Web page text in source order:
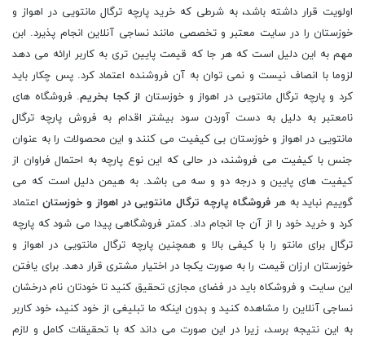
اولویت قرار داشته باشد، به شرطی که خرید پارچه ترگال مانتویی در اهواز و
خوزستان را در سایت معتبر و تخصصی مانند نساجی آنلاین انجام پذیرد. ابن
مهم به این دلیل است که هر جا که قیمت پایین تری به کاربر ارائه می دهد
لزوما با انصاف نیست و نمی توان به آن فروشنده اعتماد کرد. پس چکار باید
کرد و پارچه ترگال مانتویی در اهواز و خوزستان از کجا بخریم. فروشگاه های
نامعتبر به دلیل به دست آوردن سود بیشتر اقدام به فروش پارچه ترگال
مانتویی در اهواز و خوزستان بی کیفیت می کنند و این محصولات را به عنوان
جنس با کیفیت می فروشند، در حالی که این نوع پارچه به احتمال فراوان از
کیفیت های پایین و درجه دو و سه می باشد. به هیمن دلیل است که می
گوییم نباید به هر فروشگاه پارچه ترگال مانتویی در اهواز و خوزستان اعتماد کرد و خرید خود را از آن جا انجام داد. کمتر فروشگاهی پیدا می شود که پارچه ترگال برای مانتو را با کیفی بالا و همچنین پارچه ترگال مانتویی در اهواز و خوزستان ارزان قیمت را به صورت یکجا در اختیار مشتری قرار دهد. برای یافتن این سایت و فروشکاه باید در فضای مجازی تحقیق کنید تا خودتان نام درخشان نساجی آنلاین را مشاهده کنید و بدون اینکه ما تبلیغی از خود کنید، خود کاربر به این نتیجه برسد، زیرا در این صورت می داند که با تحقیقات کامل و لازم اقدام به ثبت سفارش کرده و می داند که از چه فروشگاه پارچه ترگال مانتویی در اهواز و خوزستان خرید خود را انجام داده است. از انواع کاربردهای این نوع پارچه می توان پارچه ترگال برای لباس فرم مدارس را نام برد. این نوع پارچه تنوع بسیار در رنگ دارد و همچنین مقلاوت و استکانم بالایی از خود نشان می دهد، با همه این مزایا قیمت پارچه ترگال مانتویی در اهواز و خوزستان نیز در سطح پایینی قرار دارد و به همین دلیل از پارچه های پرطرفدار و بالاخص برای تولید روپوش مدارس می باشد و در میان تولیدی ها مصرف بالایی دارد. این پارچه را در اصطلاح بشور و بپوش می گویند و آن را گزینه ای مناسب برای این نوع از تولیدات می دانند. در تولیدی ها که لباس فرم مدارس را تولید می کنند، باید نکات بسیاری را در خرید پارچه ترگال مانتویی در اهواز و خوزستان رعایت کنند که شامل قدرت خرید، جنسیت، سلیقه و موارد دیگر هستند، که پارچه ترگال می تواند پاسخگوی تمامی موارد باشد. پارچه ترگال مانتویی در اهواز و خوزستان ایرانی و لباس بیمارستانی چه رابطه ای با یکدیگر دارند. تولیدکنندگان لباش های بیمارستانی از طرفداران ثابت این گونه پارچه می باشند. مقاومت پارچه در برابر آب ژاول، به منظور تولید لباس های بیمارستانی از واجبات است، که نوع بیماستانی این پارچه دارای این خصوصیت خواهد بود. ، رنگ های پرمصرف در تولید لباس های بیمارستانی شامل سفید و آبی هستند. شناخت هرچه بیشتر در مورد انواع پارچه بیمارستانی اولین گام برای یک خرید خوب است. پارچه ترگال برای لباس، مانتو و موارد دیگر را و پارچه ترگال مانتویی در اهواز و خوزستان از کجا بخریم. خصوصیات بسیار این پارچه، فقط معطوف به مصارف خاص نبوده و لباس هایی مانند مانتو یا ملحفه نیز با استفاده از پارچه ترگال تولید می شوند. به این دلیل این پارچه جزئی از پرمصرف ترین پارچه ها بوده و بازار داغی نسبت به برخی منسوجات دیگر دارد. شناخت منابع فروش پارچه ترگال مانتویی در اهواز و خوزستان، از اهمیت بالایی برخوردار است. همچنین محبوبیت بالا و طرفداران بسیار این پارچه، سبب شده که دلالی در این زمینه نیز رو به فزونی برود. نساجی آنلاین، امکان خرید پارچه ترگال مانتویی در اهواز و خوزستان را فراهم کرده تا مشتریان به آسانی و با پارچه ترگال مانتویی در اهواز و خوزستان ارزان قیمت بتوانند از منابع و تولیدکنندگان این پارچه خرید کنند. ویژگی های نساجی آنلاین را در ادامه پارچه ترگال مانتویی در اهواز و خوزستان اسپرت ذکر می کنیم. دسترسی به بزرگترین کارخانجات تولیدکننده این پارچه، دست اول بودن قیمت پارچه ترگال و مشاوره و ارسال نمونه عدلی از مزایای خرید پارچه ترگال مانتویی در اهواز و خوزستان از ما می باشد. شناخت برندها و نام های تولیدکنندگان پارچه ترگال مانتویی در اهواز و خوزستان چیست. شناخت برندها و نام های معروف تولید کننده پارچه ترگال مانتویی در اهواز و خوزستان، به انتخاب مطمئن و بهینه کمک خواهد کرد. همانطور که ذکر شد، اهواز و خوزستان دارای برترین رتبه در تولیدی پارچه ترگال مانتویی در اهواز و خوزستان است. نساجی آنلاین، نامی است که تقریبا تمامی تولیدی های پوشاک و فعالان حوزه پارچه ترگال کجراه مانتویی با آن آشنا هستند. ما منسوجات زیادی تولید می کند اما شاید آوازه اصلی آن به خاطر پارچه های ترگال و کج راه باشد. کالیته ترگال و کجراه از هم جداگانه تهیه می شود. در یک کالیته مجزا، کدبندی رنگ های پارچه ترگال و در کالیته دیگری نیز کدبندی پارچه کجراه این کارخانه را می توانید مشاهده کنید. از مشخصه های اصلی ما، بالا بودن تعداد رنگ های موجود است. برای خرید منسوجات نساجی آنلاین بهتر است به نمایندگی های معتبر فروش مراجعه کنید. تولیدات نساجی ما توانسته در زمان سابقه خود با مدیریتی متفکرانه و ارایه منسوجات با کیفیت، به برندی قوی در حوزه پارچه ترگال مانتویی در اهواز و خوزستان اعلا و کجراه تبدیل شود. برای تولیدی هایی که در سفارش دوخت لباس فرم مدارس فعالیت می کنند، نامی کاملا آشنا است و بسیاری بر کیفیت بافت و رنگ آن اشراف کامل دارند. ما با سیاست نرخ گذاری مناسب توانسته سهم بالایی از فروش بازار را در دست گرفته ایم. به نحوی که هر سال متراژ بالایی از پارچه های آن، صرف دوخت انواع البسه مانند لباس کار، یونیفرم های مدرسه و غیره می شود. کالیته ترگال و کجراه تک، شامل بیش از هشتاد رنگ پر استفاده است که به راحتی می توانید رنگ دلخواه خود را انتخاب کنید. نساجی آنلاین ارایه پارچه های ترگال و کجراه با طرح خال دار، توانست سبک جدیدی از این پارچه را به بازار عرضه کند. این طرح، در لباس های فرم مدارس به خصوص مهدکودک ها، خرج کار مانتو و پیراهن، سرویس آشپزخانه و سیسمونی نوزاد بسیار پر مصرف است. در خرید پارچه ترگال یا پارچه ترگال کجراه مانتویی می توانید درباره عوامل کیفی مانند ثبات رنگ، عدم پرزگیری و غیره، آسوده خاطر باشید. صنایع نساجی آنلاین از بهترین بافندگی های کشور است که منسوجات خود را با بهترین دستگاه های پیشرفته تولید می کند. وزن استاندارد، بافت یک دست و با کیفیت، ثبات رنگ عالی و شناخت نیاز بازار و مصرف کننده، کارخانه نساجی آنلاین را به برندی با آوازه نیک تبدیل کرده است. بسیاری از مشتری های مشکل پسند ترجیح می دهند که به یکباره خرید خود را از نمایندگی مهنام انجام دهند. پارچه های ما برای مصارف مختلف مانند لباس فرم مدرسه، لباس بیمارستانی و لباس کار به صورت تخصصی و هماهنگ با نوع مصرف، تولید و تکمیل می شود. انواع رنگ های رایج این البسه را می توانید یکجا در کالیته ترگال مهنام با بیش از ٨٠ رنگ مشاهده کنید. چگونه بهترین پارچه ترگال برای مانتو را انتخاب کنیم. برای اینکه انتخاب به آسانی پارچه ای را انتخاب کنید، با ما در نساجی آنلاین همراه باشید. ترکیبی از پارچه پنبه و پلی استر در پارچه ترگال مانتویی در اهواز و خوزستان چیست. آیا می دانید مردم هنگام انتخاب پارچه برای لباس فرم مدارس عموما چه چیزی را ترجیح می دهند. این ترکیبی از پنبه و پلی استر است. سوال این است که چرا پنبه و پلی استر، زیرا راحت و فوق العاده بادوام هستند. بله، این بهترین چیز در مورد هر دو آن ها است.ویژگی ها به اینجا ختم نمی شوند. ترکیبی کامل از این دو شستشوی آن ها را بسیار آسان می کند. برخلاف پارچه های دیگر، در هنگام شستشو احتمال چین و چروک و از دست دادن رنگ کمتر است. این به این معنی است که لباس فرم شما هر بار که می پوشید جدید و پیچیده به نظر می رسد. به علاوه در فروشگاه پارچه ترگال مانتویی در اهواز و خوزستان، آن ها را به طرز شگفت انگیزی راحت می کند. بنابراین، انجام فعالیت های مدرسه را آسان تر می کند حتی اگر آنجا گرم باشد. بعضی از افراد ممکن است پنبه خالص را نیز ترجیح دهند. اما تفاوت این دو در هزینه های یکنواخت پنبه خالص است که کمی بیشتر از لباس فرم پنبه / پلی استر است. ترکیبی از پارچه ویسکوز و پلی استر در فلامنت و پارچه ترگال مانتویی در اهواز و خوزستان ایرانی، اگر بودجه کم دارید، اما به فکر لباس فرم مناسب و راحت هستید، پلی استر و ویسکوز و پارچه ترگال مانتویی در اهواز و خوزستان ارزان قیمت ترکیب کاملی به نظر می رسند. به پنبه حساسیت دارید، قیمت پارچه ترگال مانتویی در اهواز و خوزستان ویسکوز بخرید. این یک الیاف است که جایگزینی عالی برای پنبه است. با دوام پلی استر و راحتی ویسکوز، اثبات می شود که یک گزینه عالی است. به علاوه، نسیمی است که آن را خشک می کند. این چیزی است که آن را بسیار منحصر به فرد می کند. تنفس و خواص مشاهده کننده عرق موارد دیگری است که باید در مورد این پارچه تحسین کنید. به طور خلاصه در پارچه ترگال مانتویی در اهواز و خوزستان از کجا بخریم، هنگام انتخاب یک لباس راحت و قابل تنفس با هزینه های کم تولید، گزینه خوبی است. چرا در پارچه ترگال مانتویی در اهواز و خوزستان اسپرت و کجراه از پلی استر استفاده می شود. همانطور که همه ما می دانیم، پلی استر به عنوان یکی از با دوام ترین و قوی ترین الیاف در نظر گرفته شده است. دلیل اینکه جایگاه خود را در لیست پیدا می کند این است که بسیار متنوع است و مقاومت خارق العاده ای در برابر مواد شیمیایی دارد.پس بهترین گزینه ترگال و پارچه ترگال کجراه مانتویی هستند. نه تنها رطوبت پارچه را خشک می کند بلکه به طور استثنایی در برابر آب مقاوم است. دلیل مفید بودن آن این است که کاملا رطوبت را در شرایط سخت آب و هوایی از بین می برد. بیایید نگاهی بیندازیم که با پارچه های سطح بالا مطابقت ندارد. پارچه مناسب در مورد قابلیت تنفس نیست. برای پوست های حساس خوب نیست. تمیز کردن ممکن است کمی دشوار باشد. پارچه ترگال مانتویی در اهواز و خوزستان چیست. پارچه ترگال مناسب چه فصلی است، پارچه ترگال کجراه چیست. در تماس با نساجی آنلاین انواع این پرسش ها را داشته باشید و به همه جواب های خود برسید. خرید پارچه ترگال مانتویی در اهواز و خوزستان مناسب چه فصلی است. پارچه ترگال مانتویی در اهواز و خوزستان با گرماژ استاندارد دویست و چهل گرم چهار فصل ترین پارچه در تولیدات داخل ایران است ،رقیب سر سخت این محصول تترون دویست گرمی است،که برای پیراهن و مقنعه استفاده می شود، اما ترگال می تواند به عنوان پیراهن، مانتو و شلوار استفاده می شود، این پارچه را از شهرهای جنوبی و غربی و شرقی و شمالی کشور به عنوان فرم مدارس و فرم اداری استفاده می کنند. پارچه ترگال کجراه مانتویی گرماژ بالاتری به نسبت ترگال دارد و برای مناطق سردسیر و تولید شلوار مناسب مب باشد. رنگ ثابت از مزایای استفاده از این پارچه می باشد. همیشه پارچه ترگال را از برند های معتبر خریداری کنید. تا در صورت خرابی جواب گوی شما باشند. قیمت پارچه ترگال مانتویی در اهواز و خوزستان متری چند است. پارچه ترگال مانتویی در اهواز و خوزستان ارزان قیمت بر اساس آیتم های زیر قیمت گزاری می شود،که هر کدام بسیار مهم است ،بر اساس این ویژگی های مهم می توانید بهترین پارچه ترگال را انتخاب کنید. قیمت پارچه ترگال بر اساس طیف رنگ و پارچه ترگال بر اساس پنج طیف رنگ، قیمت گزاری می شود. رنگ سفید در پارچه ترگال مانتویی در اهواز و خوزستان چیست. ارزان ترین قیمت محدوده پایین می باشد، اابته نوسانات بازار را در نظر بگیرید. این رنگ مخصوص لباس فرم پرستاری و پزشکی است و از پارچه ترگال کجراه برای لباس های رزمی استفاده می شود. رنگ طیف روشن در تولیدی پارچه ترگال مانتویی در اهواز و خوزستان، رنگ های طیف روشن شامل رنگ کرم روشن، صورتی روشن و آبی روشن است، این رنگ از لحاظ قیمتی در رده دوم قرار می گیرد، عموما حدود پانزده هزار تومان قیمت می خورد در سال نود و نه، این پارچه برای لباس فرم بیمار، در بیمارستان ها استفاده می شود، و برای فرم مدارس استفاده می شود. طیف رنگ های روشن این مزیت را دارد که در اثر شستشو رنگش کم رنگ نمی شود. رنگ طیف متوسط و تیره در پارچه ترگال مانتویی در اهواز و خوزستان اعلا، این رنگ ها شامل طوسی فیلی و سرمه ای و مشکی و قرمز و می باشد، که در درجه سوم قرار می گیرد، بیشتر برای فرم مدارس و فرم اداری و لباس کار استفاده می شود. رنگ های ویژه در پارچه ترگال مانتویی در اهواز و خوزستان چیست. شامل رنگ های بادمجانی، آبی هوایی، سبز بنتون می باشد، این رنگ ها ذاتا از رنگ های دیگر گران تر می باشند. رنگ های خمی یا ضد وایتکس، شامل رنگ های سبز خمی و آبی کاربنی و شالی می باشد. با ما در نساجی آنلاین همراه باشید و خرید پارچه ترگال مانتویی در اهواز و خوزس